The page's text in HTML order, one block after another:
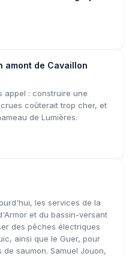
amont de Cavaillon
appel : construire une
coûterait trop cher, et
de Lumières.
les services de la
et du bassin-versant
des pêches électriques
ainsi que le Guer, pour
saumon. Samuel Jouon,